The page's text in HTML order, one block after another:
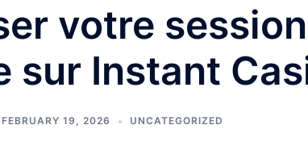
votre
sur Instant
FEBRUARY 19, 2026 UNCATEGORIZED